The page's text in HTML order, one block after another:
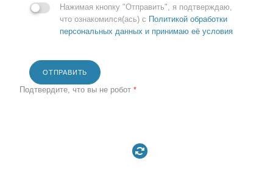
Нажимая кнопку "Отправить", я подтверждаю,
что ознакомился(ась) с Политикой обработки
персональных данных и принимаю её условия
ОТПРАВИТЬ
Подтвердите, что вы не робот *